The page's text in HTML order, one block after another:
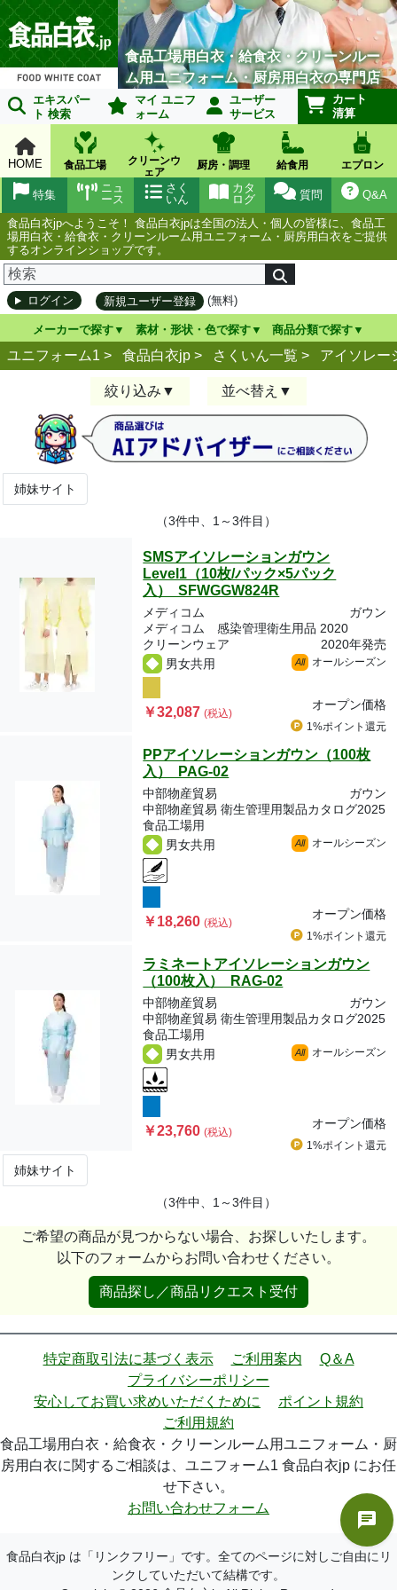
食品工場用白衣・給食衣・クリーンルー
ム用ユニフォーム・厨房用白衣の専門店
エキスパー
ト 検索
マイ ユニフ
ォーム
ユーザー
サービス
カート
清算
HOME 食品工場
クリーンウ
ェア
厨房・調理 給食用 エプロン
Q&A
質問
カタ
ログ
さく
いん
ニュ
ース
特集
食品白衣jpへようこそ！ 食品白衣jpは全国の法人・個人の皆様に、食品工
場用白衣・給食衣・クリーンルーム用ユニフォーム・厨房用白衣をご提供
するオンラインショップです。
ログイン 新規ユーザー登録 (無料)
メーカーで探す 素材・形状・色で探す 商品分類で探す
ユニフォーム1 > 食品白衣jp > さくいん一覧 > アイソレー
絞り込み 並べ替え
姉妹サイト
（3件中、1～3件目）
SMSアイソレーションガウン
Level1（10枚/パック×5パック
入） SFWGGW824R
メディコム
ガウン
メディコム 感染管理衛生用品 2020
クリーンウェア
2020年発売
男女共用
All オールシーズン
￥32,087(税込)
オープン価格
1%ポイント 還元
PPアイソレーションガウン（100枚
入） PAG-02
中部物産貿易
ガウン
中部物産貿易 衛生管理用製品カタログ2025
食品工場用
男女共用
All オールシーズン
￥18,260(税込)
オープン価格
1%ポイント 還元
ラミネートアイソレーションガウン
（100枚入） RAG-02
中部物産貿易
ガウン
中部物産貿易 衛生管理用製品カタログ2025
食品工場用
男女共用
All オールシーズン
￥23,760(税込)
オープン価格
1%ポイント 還元
姉妹サイト
（3件中、1～3件目）
ご希望の商品が見つからない場合、お探しいたします。
以下のフォームからお問い合わせください。
商品探し／商品リクエスト受付
特定商取引法に基づく表示 ご利用案内
Q＆A
プライバシーポリシー
安心してお買い求めいただくために
ポイント規約
ご利用規約
食品工場用白衣・給食衣・クリーンルーム用ユニフォーム・厨
房用白衣に関するご相談は、ユニフォーム1 食品白衣jp にお任
せ下さい。
お問い合わせフォーム
食品白衣jp は「リンクフリー」です。全てのページに対しご自由にリ
ンクしていただいて結構です。